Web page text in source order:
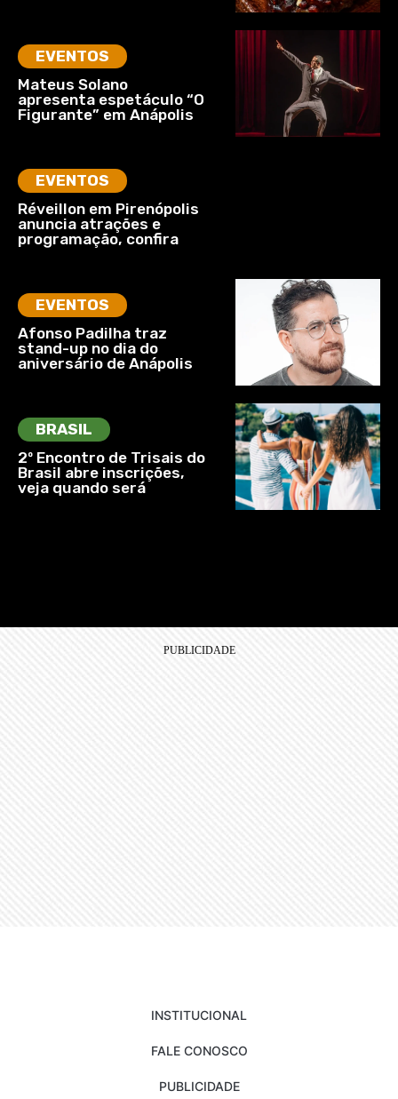
EVENTOS
Mateus Solano
apresenta espetáculo “O
Figurante” em Anápolis
EVENTOS
Réveillon em Pirenópolis
anuncia atrações e
programação, confira
EVENTOS
Afonso Padilha traz
stand-up no dia do
aniversário de Anápolis
BRASIL
2º Encontro de Trisais do
Brasil abre inscrições,
veja quando será
INSTITUCIONAL
FALE CONOSCO
PUBLICIDADE